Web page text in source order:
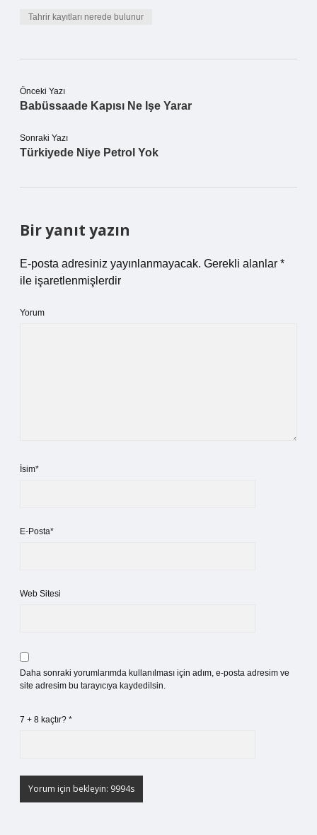
Tahrir kayıtları nerede bulunur
Önceki Yazı
Babüssaade Kapısı Ne Işe Yarar
Sonraki Yazı
Türkiyede Niye Petrol Yok
Bir yanıt yazın
E-posta adresiniz yayınlanmayacak. Gerekli alanlar *
ile işaretlenmişlerdir
Yorum
İsim*
E-Posta*
Web Sitesi
Daha sonraki yorumlarımda kullanılması için adım, e-posta adresim ve
site adresim bu tarayıcıya kaydedilsin.
7 + 8 kaçtır? *